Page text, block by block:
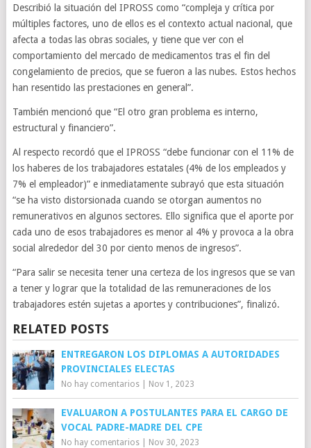
Describió la situación del IPROSS como “compleja y crítica por
múltiples factores, uno de ellos es el contexto actual nacional, que
afecta a todas las obras sociales, y tiene que ver con el
comportamiento del mercado de medicamentos tras el fin del
congelamiento de precios, que se fueron a las nubes. Estos hechos
han resentido las prestaciones en general”.
También mencionó que “El otro gran problema es interno,
estructural y financiero”.
Al respecto recordó que el IPROSS “debe funcionar con el 11% de
los haberes de los trabajadores estatales (4% de los empleados y
7% el empleador)” e inmediatamente subrayó que esta situación
“se ha visto distorsionada cuando se otorgan aumentos no
remunerativos en algunos sectores. Ello significa que el aporte por
cada uno de esos trabajadores es menor al 4% y provoca a la obra
social alrededor del 30 por ciento menos de ingresos”.
“Para salir se necesita tener una certeza de los ingresos que se van
a tener y lograr que la totalidad de las remuneraciones de los
trabajadores estén sujetas a aportes y contribuciones”, finalizó.
RELATED POSTS
ENTREGARON LOS DIPLOMAS A AUTORIDADES
PROVINCIALES ELECTAS
No hay comentarios| Nov 1, 2023
EVALUARON A POSTULANTES PARA EL CARGO DE
VOCAL PADRE-MADRE DEL CPE
No hay comentarios| Nov 30, 2023